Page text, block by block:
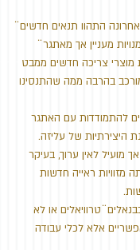
התהוו תנאים חדשים
מעניין אך מאתגר
מוצרי צריכה חדשים ממבט
בהרבה ממה שהתנסינו
להתמודדות עם האתגר
היצירתיות של עליזה.
מועיל לאין ערוך, בעיקר
מזוויות ראייה חדשות
טרוויאלים או לא
אלא לכלי עבודה